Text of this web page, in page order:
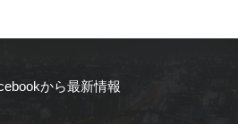
から最新情報